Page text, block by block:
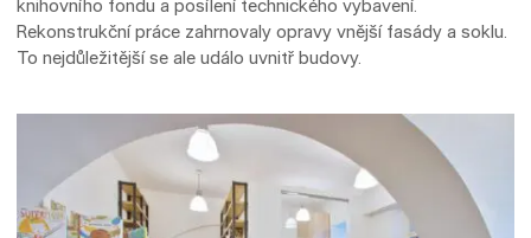
knihovního fondu a posílení technického vybavení.
Rekonstrukční práce zahrnovaly opravy vnější fasády a soklu.
To nejdůležitější se ale událo uvnitř budovy.